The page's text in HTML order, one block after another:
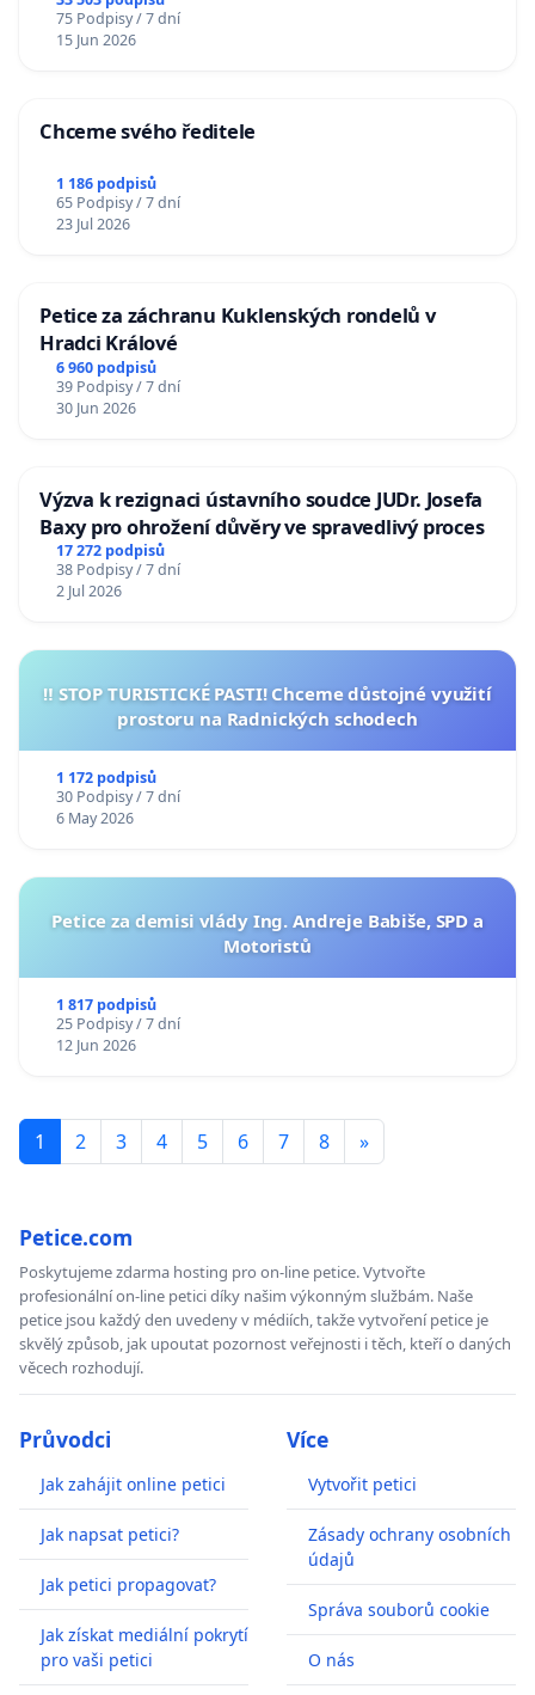
75 Podpisy / 7 dní
15 Jun 2026
Chceme svého ředitele
1 186 podpisů
65 Podpisy / 7 dní
23 Jul 2026
Petice za záchranu Kuklenských rondelů v
Hradci Králové
6 960 podpisů
39 Podpisy / 7 dní
30 Jun 2026
Výzva k rezignaci ústavního soudce JUDr. Josefa
Baxy pro ohrožení důvěry ve spravedlivý proces
17 272 podpisů
38 Podpisy / 7 dní
2 Jul 2026
‼️ STOP TURISTICKÉ PASTI! Chceme důstojné využití
prostoru na Radnických schodech
1 172 podpisů
30 Podpisy / 7 dní
6 May 2026
Petice za demisi vlády Ing. Andreje Babiše, SPD a
Motoristů
1 817 podpisů
25 Podpisy / 7 dní
12 Jun 2026
1 2 3 4 5 6 7 8 »
Petice.com
Poskytujeme zdarma hosting pro on-line petice. Vytvořte
profesionální on-line petici díky našim výkonným službám. Naše
petice jsou každý den uvedeny v médiích, takže vytvoření petice je
skvělý způsob, jak upoutat pozornost veřejnosti i těch, kteří o daných
věcech rozhodují.
Průvodci
Jak zahájit online petici
Jak napsat petici?
Jak petici propagovat?
Jak získat mediální pokrytí
pro vaši petici
Více
Vytvořit petici
Zásady ochrany osobních
údajů
Správa souborů cookie
O nás